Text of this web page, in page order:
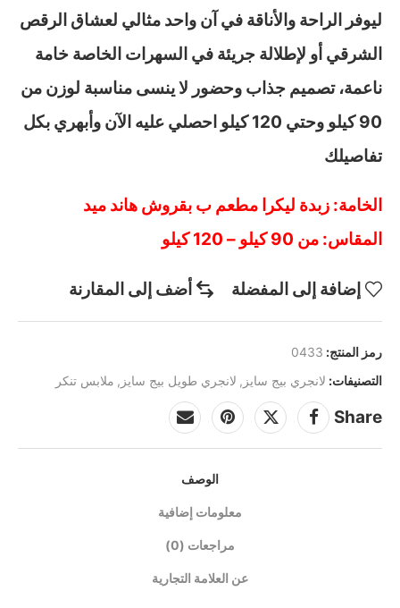
ليوفر الراحة والأناقة في آن واحد مثالي لعشاق الرقص
الشرقي أو لإطلالة جريئة في السهرات الخاصة خامة
ناعمة، تصميم جذاب وحضور لا ينسى مناسبة لوزن من
90 كيلو وحتي 120 كيلو احصلي عليه الآن وأبهري بكل
تفاصيلك
الخامة: زبدة ليكرا مطعم ب بقروش هاند ميد
المقاس: من 90 كيلو – 120 كيلو
إضافة إلى المفضلة أضف إلى المقارنة
رمز المنتج: 0433
التصنيفات: لانجري بيج سايز , لانجري طويل بيج سايز , ملابس تنكر
Share
الوصف
معلومات إضافية
مراجعات (0)
عن العلامة التجارية